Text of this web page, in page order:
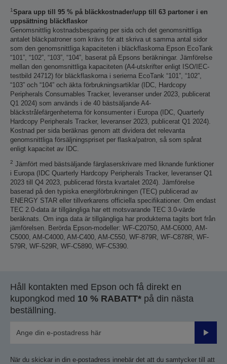
1Spara upp till 95 % på bläckkostnader/upp till 63 partoner i en
uppsättning bläckflaskor
Genomsnittlig kostnadsbesparing per sida och det genomsnittliga
antalet bläckpatroner som krävs för att skriva ut samma antal sidor
som den genomsnittliga kapaciteten i bläckflaskorna Epson EcoTank
“101”, “102”, “103”, “104”, baserat på Epsons beräkningar. Jämförelse
mellan den genomsnittliga kapaciteten (A4-utskrifter enligt ISO/IEC-
testbild 24712) för bläckflaskorna i serierna EcoTank “101”, “102”,
“103” och “104” och äkta förbrukningsartiklar (IDC, Hardcopy
Peripherals Consumables Tracker, leveranser under 2023, publicerat
Q1 2024) som används i de 40 bästsäljande A4-
bläckstrålefärgenheterna för konsumenter i Europa (IDC, Quarterly
Hardcopy Peripherals Tracker, leveranser 2023, publicerat Q1 2024).
Kostnad per sida beräknas genom att dividera det relevanta
genomsnittliga försäljningspriset per flaska/patron, så som spårat
enligt kapacitet av IDC.
2 Jämfört med bästsäljande färglaserskrivare med liknande funktioner
i Europa (IDC Quarterly Hardcopy Peripherals Tracker, leveranser Q1
2023 till Q4 2023, publicerad första kvartalet 2024). Jämförelse
baserad på den typiska energiförbrukningen (TEC) publicerad av
ENERGY STAR eller tillverkarens officiella specifikationer. Om endast
TEC 2.0-data är tillgängliga har ett motsvarande TEC 3.0-värde
beräknats. Om inga data är tillgängliga har produkterna tagits bort från
jämförelsen. Berörda Epson-modeller: WF-C20750, AM-C6000, AM-
C5000, AM-C4000, AM-C400, AM-C550, WF-879R, WF-C878R, WF-
579R, WF-529R, WF-C5890, WF-C5390.
Håll kontakten med Epson och få direkt en
kupongkod med 10 % RABATT* på din nästa
beställning.
Skicka
När du skickar in din e-postadress innebär det att du samtycker till att